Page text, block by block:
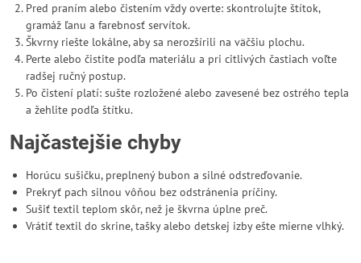
Pred praním alebo čistením vždy overte: skontrolujte štítok,
gramáž ľanu a farebnosť servítok.
Škvrny riešte lokálne, aby sa nerozšírili na väčšiu plochu.
Perte alebo čistite podľa materiálu a pri citlivých častiach voľte
radšej ručný postup.
Po čistení platí: sušte rozložené alebo zavesené bez ostrého tepla
a žehlite podľa štítku.
Najčastejšie chyby
Horúcu sušičku, preplnený bubon a silné odstreďovanie.
Prekryť pach silnou vôňou bez odstránenia príčiny.
Sušiť textil teplom skôr, než je škvrna úplne preč.
Vrátiť textil do skrine, tašky alebo detskej izby ešte mierne vlhký.